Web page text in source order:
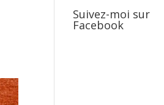
Suivez-moi sur
Facebook